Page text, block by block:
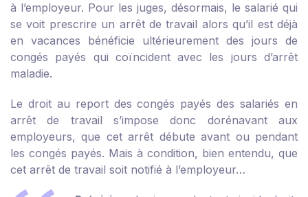
à l’employeur. Pour les juges, désormais, le salarié qui
se voit prescrire un arrêt de travail alors qu’il est déjà
en vacances bénéficie ultérieurement des jours de
congés payés qui coïncident avec les jours d’arrêt
maladie.
Le droit au report des congés payés des salariés en
arrêt de travail s’impose donc dorénavant aux
employeurs, que cet arrêt débute avant ou pendant
les congés payés. Mais à condition, bien entendu, que
cet arrêt de travail soit notifié à l’employeur…